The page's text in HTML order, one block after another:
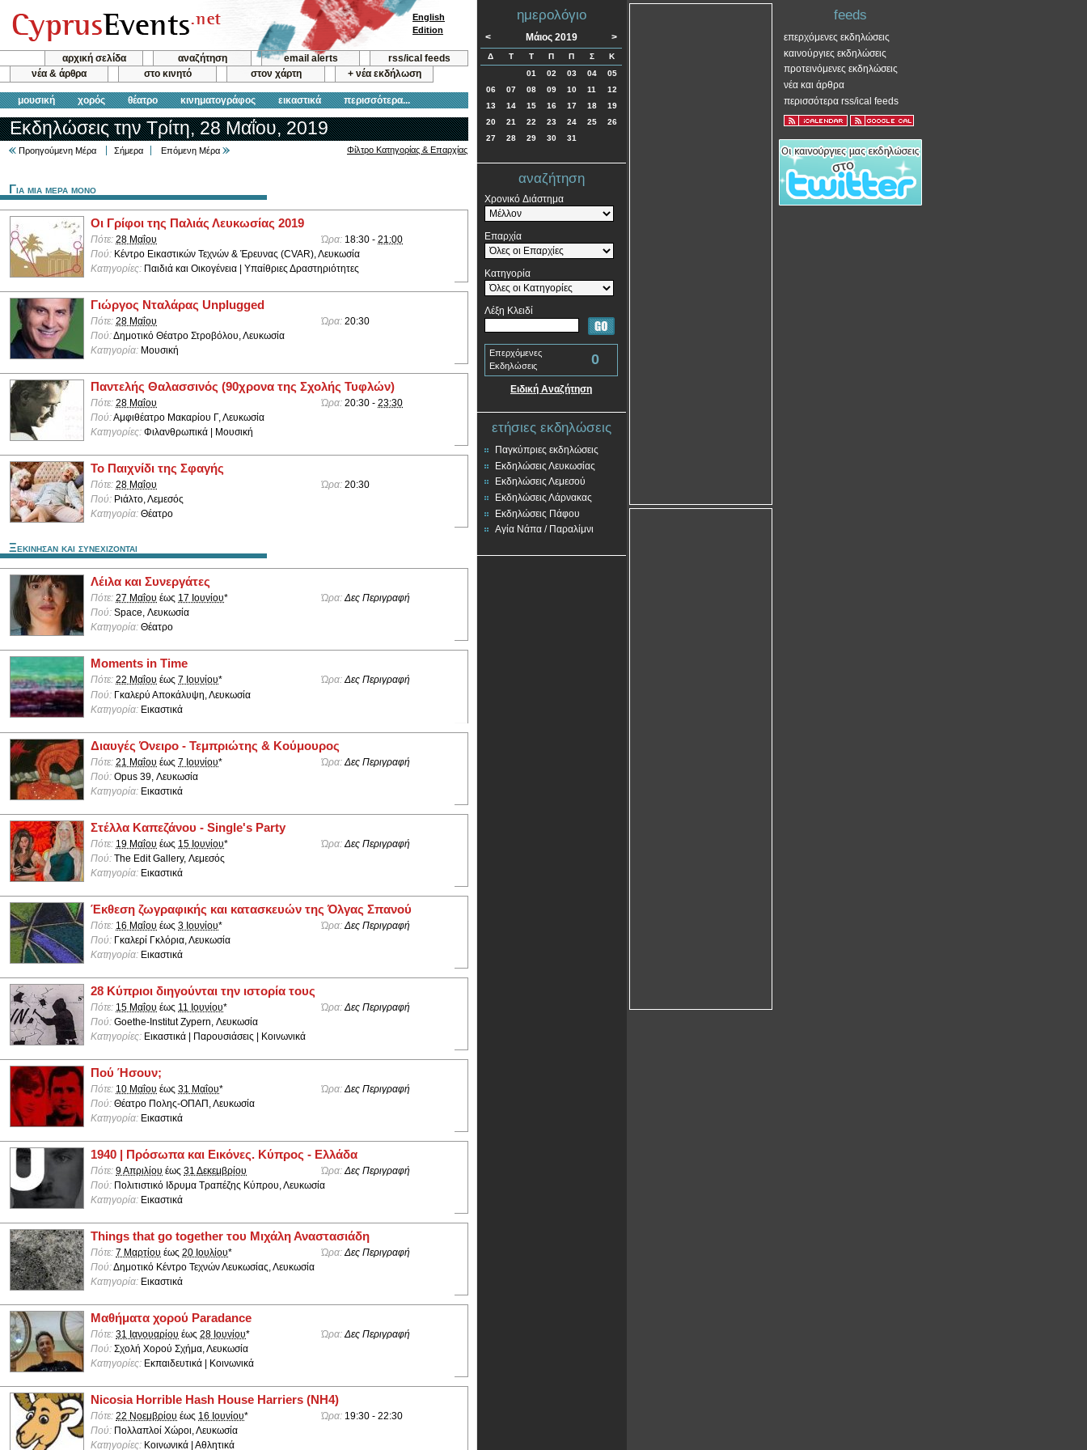
αρχική σελίδα αναζήτηση email alerts
rss/ical feeds
νέα & άρθρα
στο κινητό στον χάρτη + νέα εκδήλωση
μουσική χορός θέατρο κινηματογράφος εικαστικά περισσότερα...
English
Edition
Εκδηλώσεις την Τρίτη, 28 Μαΐου, 2019
Προηγούμενη Μέρα Σήμερα Επόμενη Μέρα Φίλτρο Κατηγορίας & Επαρχίας
Για μια μερα μονο
Οι Γρίφοι της Παλιάς Λευκωσίας 2019
Πότε: 28 Μαΐου Ώρα: 18:30 - 21:00
Πού: Κέντρο Εικαστικών Τεχνών & Έρευνας (CVAR), Λευκωσία
Κατηγορίες: Παιδιά και Οικογένεια | Υπαίθριες Δραστηριότητες
Γιώργος Νταλάρας Unplugged
Πότε: 28 Μαΐου Ώρα: 20:30
Πού:Δημοτικό Θέατρο Στροβόλου, Λευκωσία
Κατηγορία: Μουσική
Παντελής Θαλασσινός (90χρονα της Σχολής Τυφλών)
Πότε: 28 Μαΐου Ώρα: 20:30 - 23:30
Πού:Αμφιθέατρο Μακαρίου Γ, Λευκωσία
Κατηγορίες: Φιλανθρωπικά | Μουσική
Το Παιχνίδι της Σφαγής
Πότε: 28 Μαΐου Ώρα: 20:30
Πού: Ριάλτο, Λεμεσός
Κατηγορία: Θέατρο
Ξεκινησαν και συνεχιζονται
Λέιλα και Συνεργάτες
Πότε: 27 Μαΐου έως 17 Ιουνίου* Ώρα:Δες Περιγραφή
Πού: Space, Λευκωσία
Κατηγορία: Θέατρο
Moments in Time
Πότε: 22 Μαΐου έως 7 Ιουνίου* Ώρα:Δες Περιγραφή
Πού: Γκαλερύ Αποκάλυψη, Λευκωσία
Κατηγορία: Εικαστικά
Διαυγές Όνειρο - Τεμπριώτης & Κούμουρος
Πότε: 21 Μαΐου έως 7 Ιουνίου* Ώρα: Δες Περιγραφή
Πού: Opus 39, Λευκωσία
Κατηγορία: Εικαστικά
Στέλλα Καπεζάνου - Single's Party
Πότε: 19 Μαΐου έως 15 Ιουνίου* Ώρα: Δες Περιγραφή
Πού: The Edit Gallery, Λεμεσός
Κατηγορία: Εικαστικά
Έκθεση ζωγραφικής και κατασκευών της Όλγας Σπανού
Πότε: 16 Μαΐου έως 3 Ιουνίου* Ώρα: Δες Περιγραφή
Πού: Γκαλερί Γκλόρια, Λευκωσία
Κατηγορία: Εικαστικά
28 Κύπριοι διηγούνται την ιστορία τους
Πότε: 15 Μαΐου έως 11 Ιουνίου* Ώρα:Δες Περιγραφή
Πού: Goethe-Institut Zypern, Λευκωσία
Κατηγορίες: Εικαστικά | Παρουσιάσεις | Κοινωνικά
Πού Ήσουν;
Πότε: 10 Μαΐου έως 31 Μαΐου* Ώρα:Δες Περιγραφή
Πού: Θέατρο Πολης-ΟΠΑΠ, Λευκωσία
Κατηγορία: Εικαστικά
1940 | Πρόσωπα και Εικόνες. Κύπρος - Ελλάδα
Πότε: 9 Απριλίου έως 31 Δεκεμβρίου Ώρα:Δες Περιγραφή
Πού: Πολιτιστικό Ιδρυμα Τραπέζης Κύπρου, Λευκωσία
Κατηγορία: Εικαστικά
Things that go together του Μιχάλη Αναστασιάδη
Πότε: 7 Μαρτίου έως 20 Ιουλίου* Ώρα:Δες Περιγραφή
Πού:Δημοτικό Κέντρο Τεχνών Λευκωσίας, Λευκωσία
Κατηγορία: Εικαστικά
Μαθήματα χορού Paradance
Πότε: 31 Ιανουαρίου έως 28 Ιουνίου* Ώρα:Δες Περιγραφή
Πού: Σχολή Χορού Σχήμα, Λευκωσία
Κατηγορίες: Εκπαιδευτικά | Κοινωνικά
Nicosia Horrible Hash House Harriers (NH4)
Πότε: 22 Νοεμβρίου έως 16 Ιουνίου* Ώρα: 19:30 - 22:30
Πού: Πολλαπλοί Χώροι, Λευκωσία
Κατηγορίες: Κοινωνικά | Αθλητικά
ημερολόγιο
< Μάιος 2019 >
Δ Τ Τ Π Π Σ
Κ
01
02 03 04
05
06
07 08 09 10 11
12
13
14 15 16 17 18
19
20
21 22 23 24 25
26
27
28 29 30 31
αναζήτηση
Χρονικό Διάστημα
Επαρχία
Κατηγορία
Λέξη Κλειδί
Επερχόμενες
Εκδηλώσεις
0
Ειδική Αναζήτηση
ετήσιες εκδηλώσεις
Παγκύπριες εκδηλώσεις
Εκδηλώσεις Λευκωσίας
Εκδηλώσεις Λεμεσού
Εκδηλώσεις Λάρνακας
Εκδηλώσεις Πάφου
Αγία Νάπα / Παραλίμνι
feeds
επερχόμενες εκδηλώσεις
καινούργιες εκδηλώσεις
προτεινόμενες εκδηλώσεις
νέα και άρθρα
περισσότερα rss/ical feeds